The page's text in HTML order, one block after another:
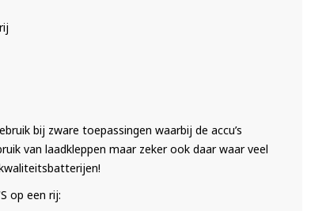
bij zware toepassingen waarbij de accu’s
van laadkleppen maar zeker ook daar waar veel
op een rij: